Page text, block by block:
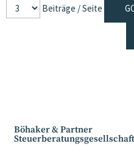
Beiträge / Seite
Böhaker & Partner